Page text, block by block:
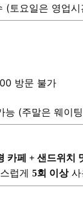
토요일은 영업시
방문 불가
능 (주말은 웨이
카페 + 샌드위치
럽게 5회 이상사